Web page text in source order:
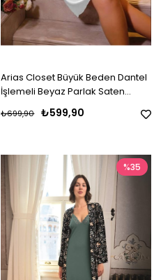
Arias Closet Büyük Beden Dantel
İşlemeli Beyaz Parlak Saten
₺599,90
₺699,90
%35